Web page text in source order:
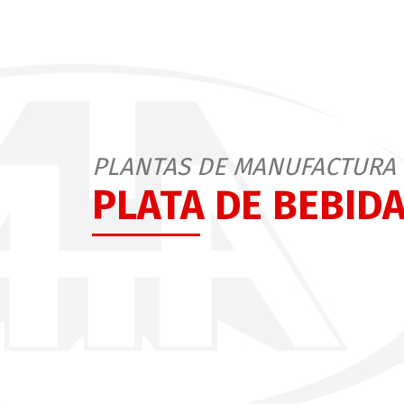
PLANTAS DE MANUFACTURA
PLATA DE